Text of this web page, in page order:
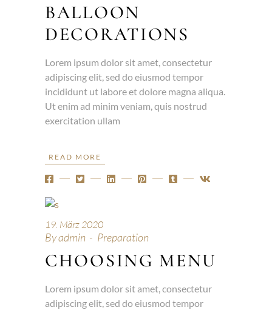
BALLOON
DECORATIONS
Lorem ipsum dolor sit amet, consectetur
adipiscing elit, sed do eiusmod tempor
incididunt ut labore et dolore magna aliqua.
Ut enim ad minim veniam, quis nostrud
exercitation ullam
READ MORE
19. März 2020
Byadmin Preparation
CHOOSING MENU
Lorem ipsum dolor sit amet, consectetur
adipiscing elit, sed do eiusmod tempor